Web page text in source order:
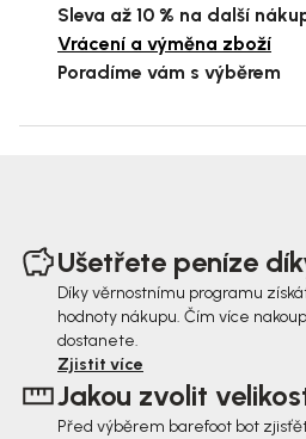
Sleva až 10 % na další
Vrácení a výměna zboží
Poradíme vám s výběrem
Ušetřete peníze
Díky věrnostnímu programu
hodnoty nákupu. Čím více
dostanete.
Zjistit více
Jakou zvolit
Před výběrem barefoot bot